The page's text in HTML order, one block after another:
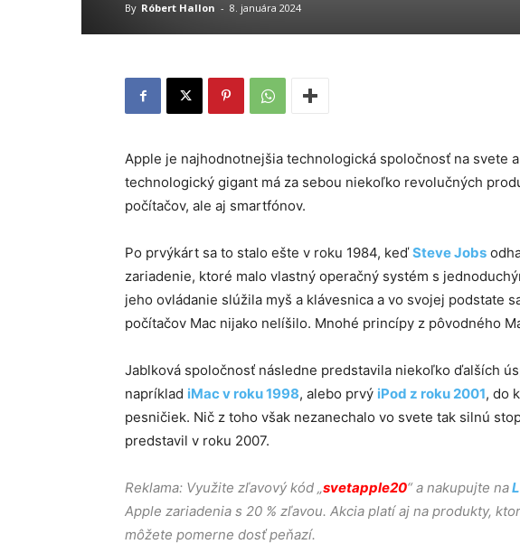
By Róbert Hallon - 8. januára 2024
Apple je najhodnotnejšia technologická spoločnosť na svete
technologický gigant má za sebou niekoľko revolučných
počítačov, ale aj smartfónov.
Po prvýkárt sa to stalo ešte v roku 1984, keďSteve Jobs
zariadenie, ktoré malo vlastný operačný systém s
jeho ovládanie slúžila myš a klávesnica a vo svojej podstate
počítačov Mac nijako nelíšilo. Mnohé princípy z pôvodného
Jablková spoločnosť následne predstavila niekoľko ďalších
napríklad iMac v roku 1998, alebo prvý iPod z roku 2001, do
pesničiek. Nič z toho však nezanechalo vo svete tak silnú
predstavil v roku 2007.
Reklama: Využite zľavový kód „svetapple20“ a nakupujte na
Apple zariadenia s 20 % zľavou. Akcia platí aj na produkty,
môžete pomerne dosť peňazí.